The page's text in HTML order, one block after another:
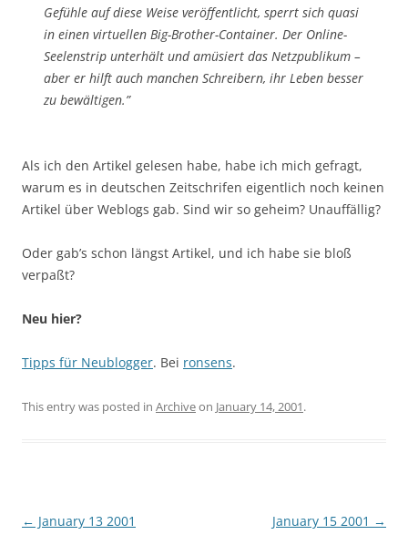
Gefühle auf diese Weise veröffentlicht, sperrt sich quasi
in einen virtuellen Big-Brother-Container. Der Online-
Seelenstrip unterhält und amüsiert das Netzpublikum –
aber er hilft auch manchen Schreibern, ihr Leben besser
zu bewältigen.”
Als ich den Artikel gelesen habe, habe ich mich gefragt,
warum es in deutschen Zeitschrifen eigentlich noch keinen
Artikel über Weblogs gab. Sind wir so geheim? Unauffällig?
Oder gab’s schon längst Artikel, und ich habe sie bloß
verpaßt?
Neu hier?
Tipps für Neublogger. Bei ronsens.
This entry was posted in Archiveon January 14, 2001.
Post
← January 13 2001 January 15 2001 →